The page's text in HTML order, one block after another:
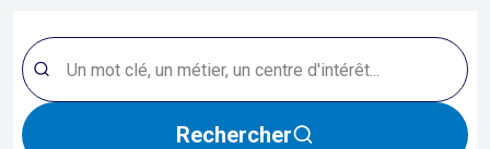
Rechercher